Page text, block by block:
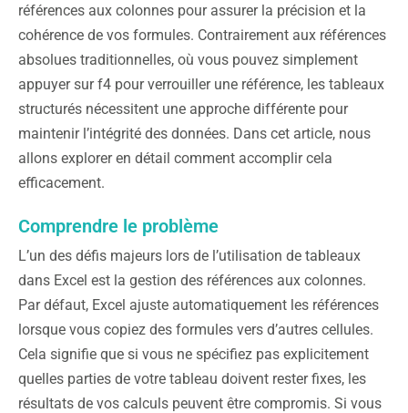
références aux colonnes pour assurer la précision et la
cohérence de vos formules. Contrairement aux références
absolues traditionnelles, où vous pouvez simplement
appuyer sur f4 pour verrouiller une référence, les tableaux
structurés nécessitent une approche différente pour
maintenir l’intégrité des données. Dans cet article, nous
allons explorer en détail comment accomplir cela
efficacement.
Comprendre le problème
L’un des défis majeurs lors de l’utilisation de tableaux
dans Excel est la gestion des références aux colonnes.
Par défaut, Excel ajuste automatiquement les références
lorsque vous copiez des formules vers d’autres cellules.
Cela signifie que si vous ne spécifiez pas explicitement
quelles parties de votre tableau doivent rester fixes, les
résultats de vos calculs peuvent être compromis. Si vous